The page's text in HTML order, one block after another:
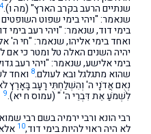
שנתיים הרעב בקרב הארץ" (מה ו).4
שנאמר: "ויהי בימי שפוט
בימי דוד, שנאמר: "ויהי רעב
ואחד בימי אליהו, שנאמר: "חי ה'
יהיה השנים האלה טל ומטר כי אם
בימי אלישע, שנאמר: "ויהי רעב
שהוא מתגלגל ובא לעולם.8 ואחד
נְאֻם אֲדֹנָי ה' וְהִשְׁלַחְתִּי רָעָב בָּאָרֶץ
לִשְׁמֹעַ אֵת דִּבְרֵי ה' " (עמוס ח יא).9
רבי הונא ורבי ירמיה בשם רבי
לא היה ראוי להיות בימי דוד,10